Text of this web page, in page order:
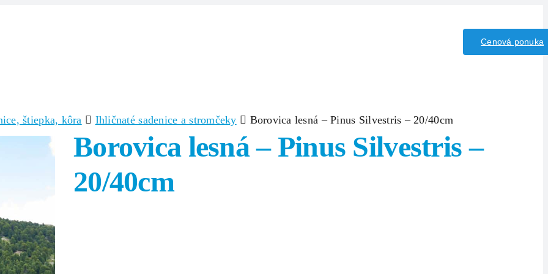
Cenová ponuka
štiepka, kôra Ihličnaté sadenice a stromčeky Borovica lesná – Pinus Silvestris – 20/40cm
Borovica lesná – Pinus Silvestris –
20/40cm